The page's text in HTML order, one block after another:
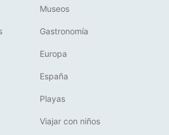
Museos
Gastronomía
Europa
España
Playas
Viajar con niños